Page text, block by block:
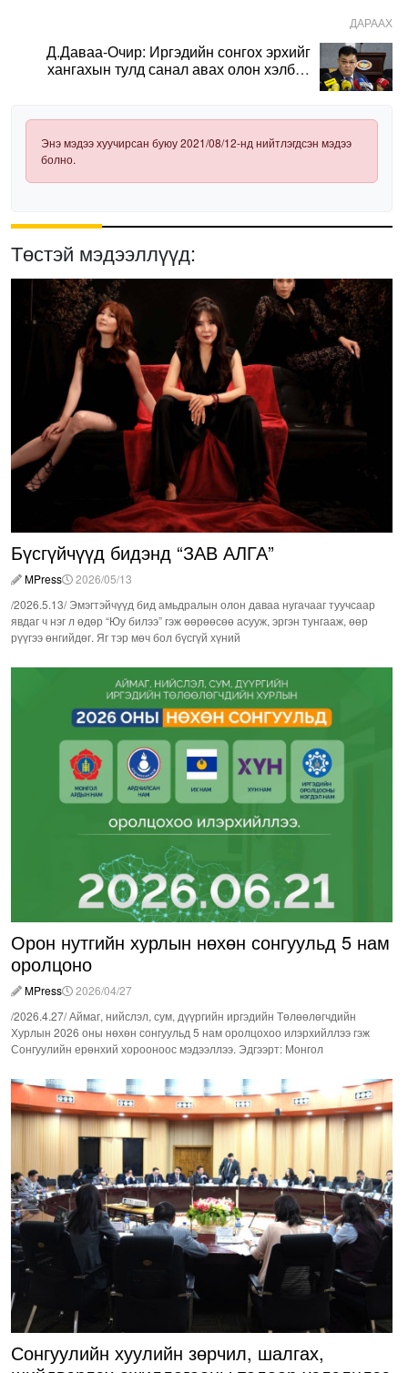
ДАРААХ
Д.Даваа-Очир: Иргэдийн сонгох эрхийг
хангахын тулд санал авах олон хэлбэр
Энэ мэдээ хуучирсан буюу 2021/08/12-нд нийтлэгдсэн мэдээ
болно.
Төстэй мэдээллүүд:
Бүсгүйчүүд бидэнд “ЗАВ АЛГА”
MPress
2026/05/13
/2026.5.13/ Эмэгтэйчүүд бид амьдралын олон даваа нугачааг туучсаар
явдаг ч нэг л өдөр “Юу билээ” гэж өөрөөсөө асууж, эргэн тунгааж, өөр
рүүгээ өнгийдөг. Яг тэр мөч бол бүсгүй хүний
Орон нутгийн хурлын нөхөн сонгуульд 5 нам
оролцоно
MPress
2026/04/27
/2026.4.27/ Аймаг, нийслэл, сум, дүүргийн иргэдийн Төлөөлөгчдийн
Хурлын 2026 оны нөхөн сонгуульд 5 нам оролцохоо илэрхийллээ гэж
Сонгуулийн ерөнхий хорооноос мэдээллээ. Эдгээрт: Монгол
Сонгуулийн хуулийн зөрчил, шалгах,